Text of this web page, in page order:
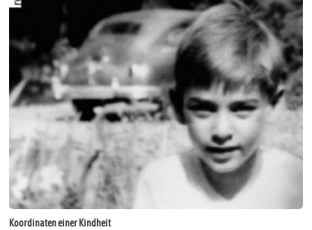
Koordinaten einer Kindheit